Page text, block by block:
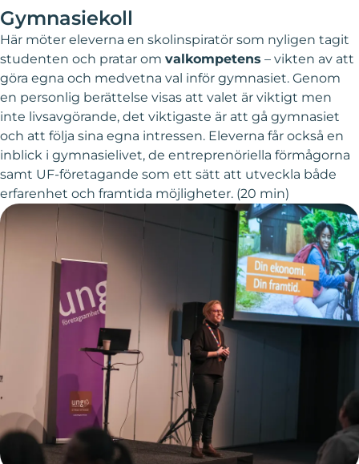
Gymnasiekoll
Här möter eleverna en skolinspiratör som nyligen tagit
studenten och pratar om valkompetens – vikten av att
göra egna och medvetna val inför gymnasiet. Genom
en personlig berättelse visas att valet är viktigt men
inte livsavgörande, det viktigaste är att gå gymnasiet
och att följa sina egna intressen. Eleverna får också en
inblick i gymnasielivet, de entreprenöriella förmågorna
samt UF-företagande som ett sätt att utveckla både
erfarenhet och framtida möjligheter. (20 min)